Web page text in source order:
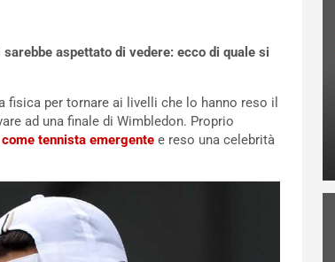
sarebbe aspettato di vedere: ecco di quale si
fisica per tornare ai livelli che lo hanno reso il
ad una finale di Wimbledon. Proprio
come tennista emergente e reso una celebrità